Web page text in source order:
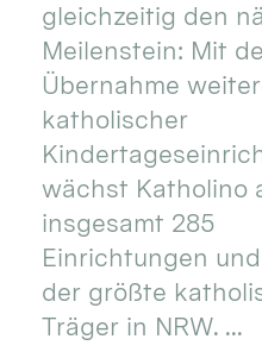
gleichzeitig den
Meilenstein: Mit
Übernahme
katholischer
wächst Katholino
insgesamt 285
Einrichtungen
der größte
Träger in NRW. ...